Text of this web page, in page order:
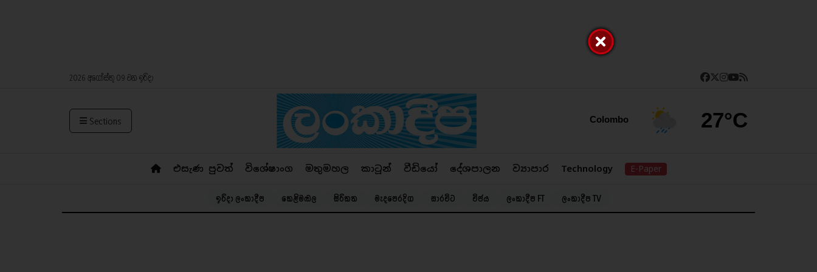
2026 අගෝස්තු 09 වන ඉරිදා
Sections Colombo 27°C
එසැණ පුවත් විශේෂාංග මතුමහල කාටූන් වීඩියෝ දේශපාලන ව්‍යාපාර Technology E-Paper
ඉරිදා ලංකාදීප කෙළිමඬල සිරිකත මැදපෙරදිග සාරවිට විජය ලංකාදීප FT ලංකාදීප TV